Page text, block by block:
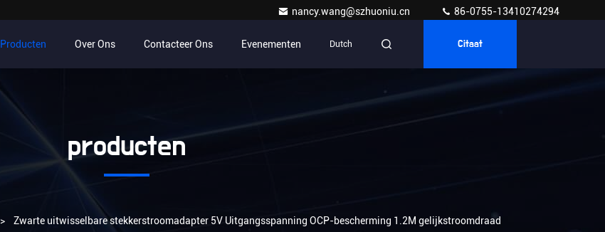
nancy.wang@szhuoniu.cn 86-0755-13410274294
Producten Over Ons Contacteer Ons Evenementen Dutch Citaat
producten
> Zwarte uitwisselbare stekkerstroomadapter 5V Uitgangsspanning OCP-bescherming 1.2M gelijkstroomdraad